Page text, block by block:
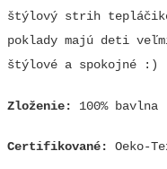
štýlový strih
poklady majú deti
štýlové a spokojné :)
Zloženie: 100% bavlna
Certifikované: Oeko-